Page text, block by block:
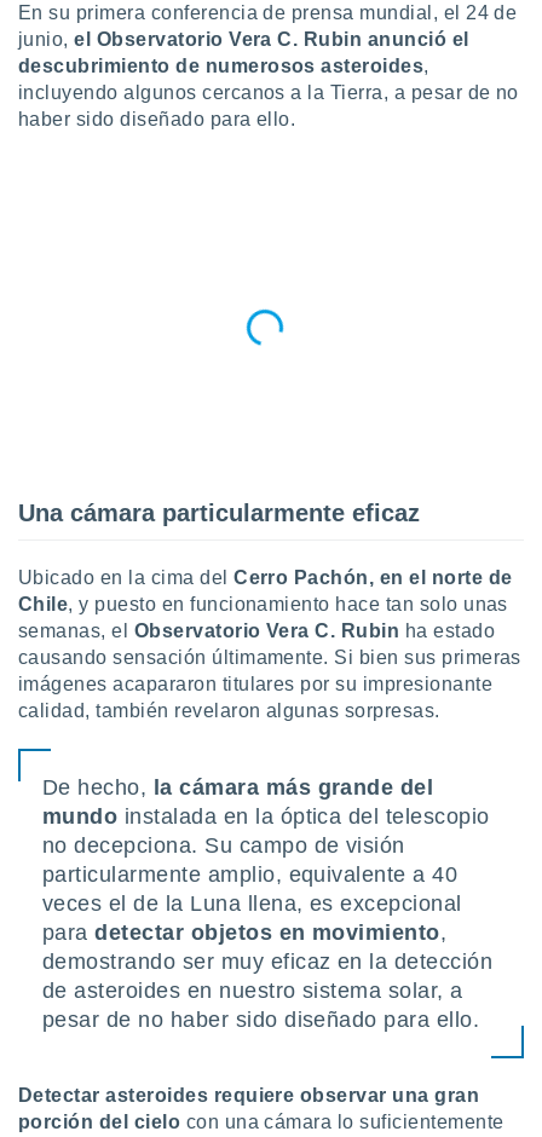
y
en
más
nuestra
aceptar
sitio
te
de que
sean
el sitio
para
ni para
aunque
no
abono
En su primera conferencia de prensa mundial, el 24 de
junio, el Observatorio Vera C. Rubin anunció el
descubrimiento de numerosos asteroides,
incluyendo algunos cercanos a la Tierra, a pesar de no
haber sido diseñado para ello.
Una cámara particularmente eficaz
Ubicado en la cima del Cerro Pachón, en el norte de
Chile, y puesto en funcionamiento hace tan solo unas
semanas, el Observatorio Vera C. Rubin ha estado
causando sensación últimamente. Si bien sus primeras
imágenes acapararon titulares por su impresionante
calidad, también revelaron algunas sorpresas.
De hecho, la cámara más grande del
mundo instalada en la óptica del telescopio
no decepciona. Su campo de visión
particularmente amplio, equivalente a 40
veces el de la Luna llena, es excepcional
paradetectar objetos en movimiento,
demostrando ser muy eficaz en la detección
de asteroides en nuestro sistema solar, a
pesar de no haber sido diseñado para ello.
Detectar asteroides requiere observar una gran
porción del cielo con una cámara lo suficientemente